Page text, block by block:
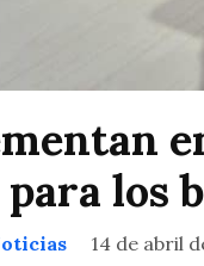
los
14 de abril